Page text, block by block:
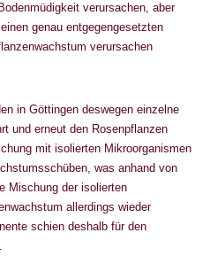
verursachen, aber
genau entgegengesetzten
verursachen
in Göttingen deswegen einzelne
und erneut den Rosenpflanzen
mit isolierten Mikroorganismen
was anhand von
Mischung der isolierten
allerdings wieder
schien deshalb für den